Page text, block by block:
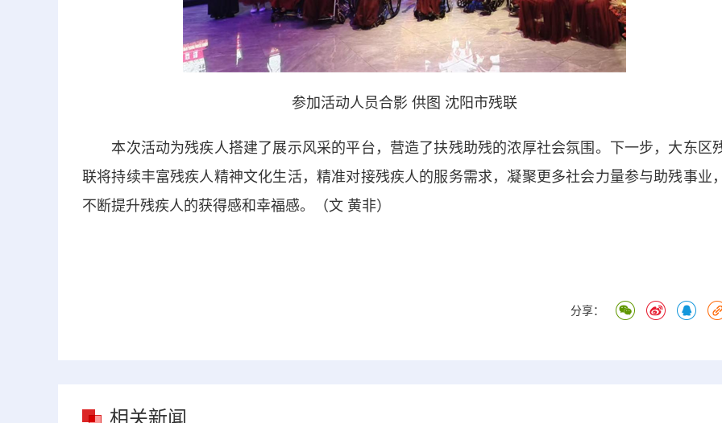
参加活动人员合影 供图 沈阳市残联
本次活动为残疾人搭建了展示风采的平台，营造了扶残助残的浓厚社会氛围。下一步，大东区
联将持续丰富残疾人精神文化生活，精准对接残疾人的服务需求，凝聚更多社会力量参与助残事业
不断提升残疾人的获得感和幸福感。（文 黄非）
分享：
相关新闻